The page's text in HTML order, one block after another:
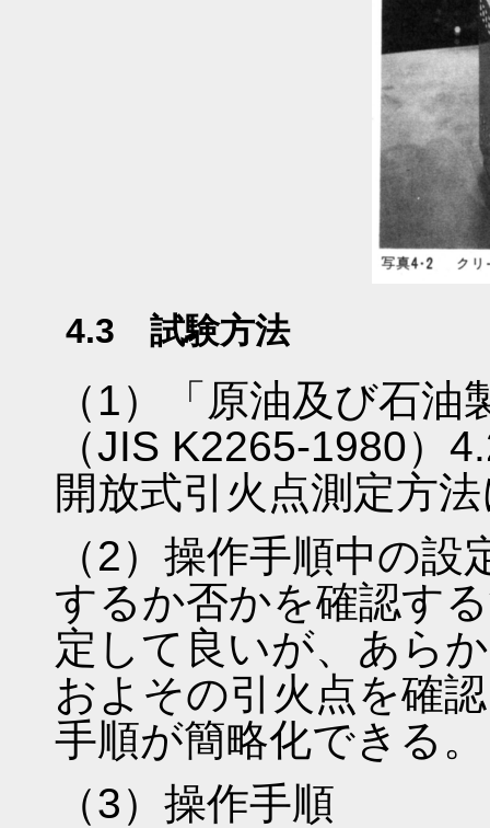
4.3 試験方法
（1）「原油及び石
（JIS K2265-1980）
開放式引火点測定方
（2）操作手順中の
するか否かを確認す
定して良いが、あら
およその引火点を確
手順が簡略化できる。
（3）操作手順